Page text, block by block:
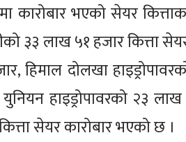
कारोबार भएको सेयर
३३ लाख ५१ हजार कित्ता
हिमाल दोलखा
हाइड्रोपावरको २३
सेयर कारोबार भएको छ ।